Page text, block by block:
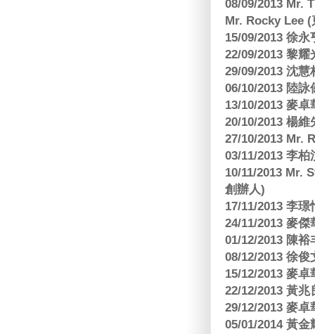
08/09/2013 Mr.
Mr. Rocky Lee
15/09/2013 徐
22/09/2013 黎
29/09/2013 沈
06/10/2013 陸
13/10/2013 麥
20/10/2013 楊
27/10/2013 Mr.
03/11/2013 李
10/11/2013 Mr.
創辦人)
17/11/2013 李
24/11/2013 麥
01/12/2013 陳
08/12/2013 徐
15/12/2013 麥
22/12/2013 黃
29/12/2013 麥
05/01/2014 黃